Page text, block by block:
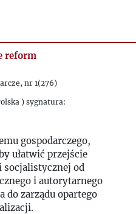
1988
1989
reform
nr 1(276)
) sygnatura:
gospodarczego,
ułatwić przejście
socjalistycznej od
i autorytarnego
do zarządu opartego